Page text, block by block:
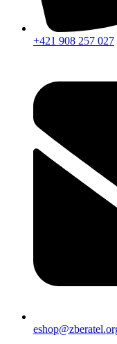
+421 908 257 027